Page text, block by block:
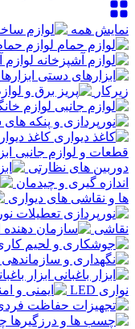
نمایش همه
لوازم
لوازم
زیرکار
کاغذ
قطعات و لوازم جانبی
دوربین های نظارتی
اندازه گیری و چیدمان
ها و نقاشی های دیواری
نقاشی
ابزار
نواری LED